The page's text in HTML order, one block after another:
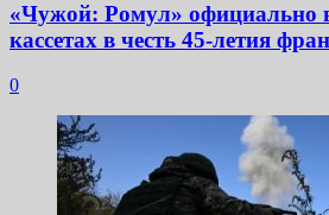
«Чужой: Ромул» официально
кассетах в честь 45-летия
0